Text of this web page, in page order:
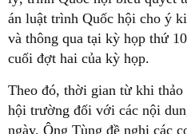
án luật trình Quốc hội cho ý
và thông qua tại kỳ họp thứ
cuối đợt hai của kỳ họp.
Theo đó, thời gian từ khi
hội trường đối với các nội
ngày. Ông Tùng đề nghị các